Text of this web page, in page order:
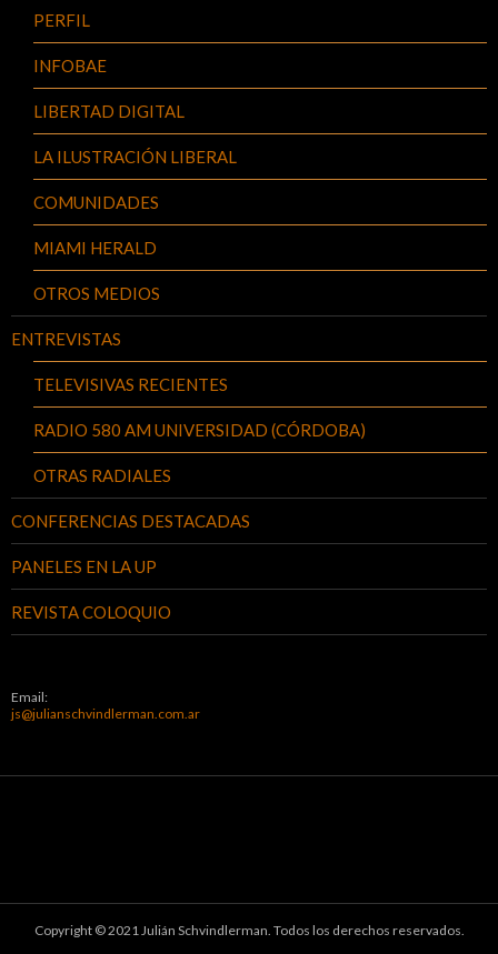
PERFIL
INFOBAE
LIBERTAD DIGITAL
LA ILUSTRACIÓN LIBERAL
COMUNIDADES
MIAMI HERALD
OTROS MEDIOS
ENTREVISTAS
TELEVISIVAS RECIENTES
RADIO 580 AM UNIVERSIDAD (CÓRDOBA)
OTRAS RADIALES
CONFERENCIAS DESTACADAS
PANELES EN LA UP
REVISTA COLOQUIO
Email:
js@julianschvindlerman.com.ar
Copyright © 2021 Julián Schvindlerman. Todos los derechos reservados.